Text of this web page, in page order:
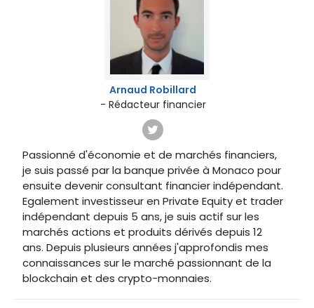
Arnaud Robillard
- Rédacteur financier
Passionné d'économie et de marchés financiers,
je suis passé par la banque privée à Monaco pour
ensuite devenir consultant financier indépendant.
Egalement investisseur en Private Equity et trader
indépendant depuis 5 ans, je suis actif sur les
marchés actions et produits dérivés depuis 12
ans. Depuis plusieurs années j'approfondis mes
connaissances sur le marché passionnant de la
blockchain et des crypto-monnaies.